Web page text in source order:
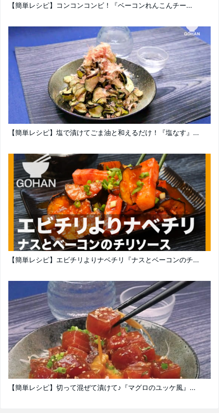
【簡単レシピ】コンコンコンビ！『ベーコンれんこんチー...
【簡単レシピ】塩で漬けてごま油と和えるだけ！『塩なす』...
【簡単レシピ】エビチリよりナベチリ『ナスとベーコンのチ...
【簡単レシピ】切って混ぜて漬けて♪『マグロのユッケ風』...